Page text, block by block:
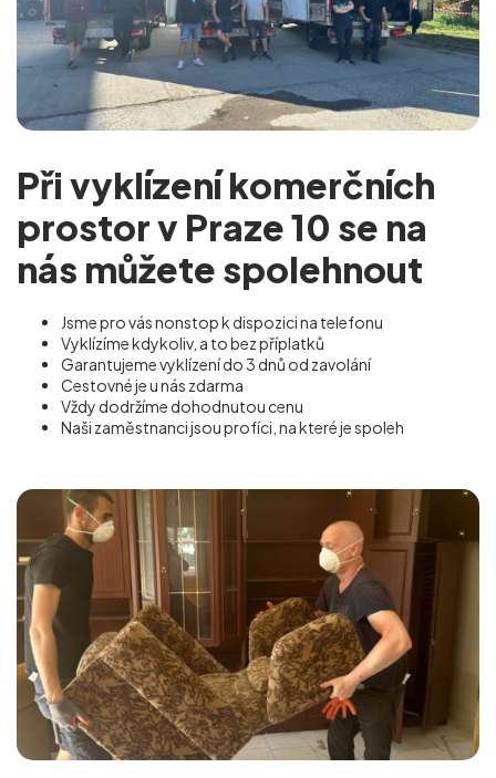
Při vyklízení komerčních
prostor v Praze 10 se na
nás můžete spolehnout
Jsme pro vás nonstop k dispozici na telefonu
Vyklízíme kdykoliv, a to bez příplatků
Garantujeme vyklízení do 3 dnů od zavolání
Cestovné je u nás zdarma
Vždy dodržíme dohodnutou cenu
Naši zaměstnanci jsou profíci, na které je spoleh